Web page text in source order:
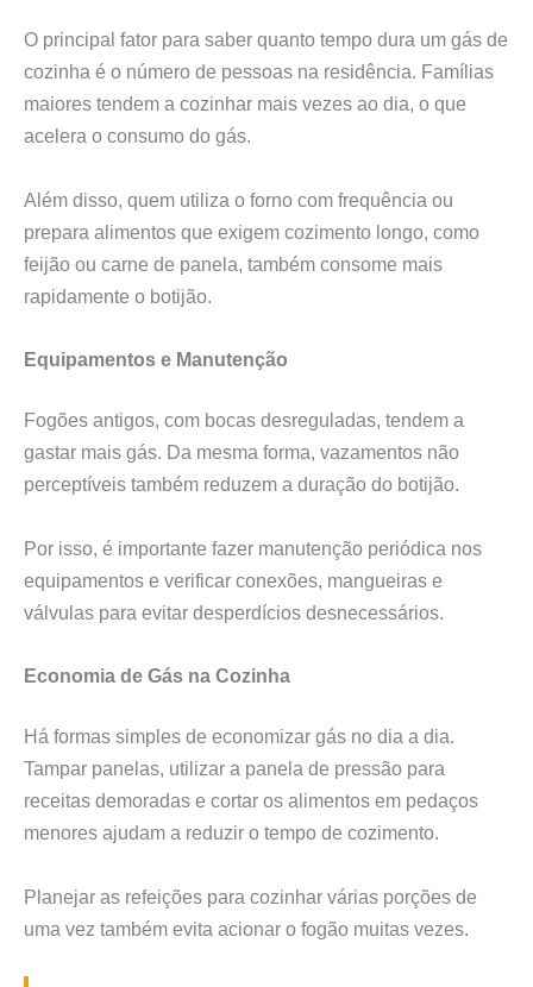
O principal fator para saber quanto tempo dura um gás de
cozinha é o número de pessoas na residência. Famílias
maiores tendem a cozinhar mais vezes ao dia, o que
acelera o consumo do gás.
Além disso, quem utiliza o forno com frequência ou
prepara alimentos que exigem cozimento longo, como
feijão ou carne de panela, também consome mais
rapidamente o botijão.
Equipamentos e Manutenção
Fogões antigos, com bocas desreguladas, tendem a
gastar mais gás. Da mesma forma, vazamentos não
perceptíveis também reduzem a duração do botijão.
Por isso, é importante fazer manutenção periódica nos
equipamentos e verificar conexões, mangueiras e
válvulas para evitar desperdícios desnecessários.
Economia de Gás na Cozinha
Há formas simples de economizar gás no dia a dia.
Tampar panelas, utilizar a panela de pressão para
receitas demoradas e cortar os alimentos em pedaços
menores ajudam a reduzir o tempo de cozimento.
Planejar as refeições para cozinhar várias porções de
uma vez também evita acionar o fogão muitas vezes.